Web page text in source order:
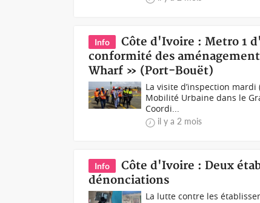
Info
Côte d'Ivoire : Metro 1
conformité des
Wharf » (Port-Bouët)
La visite d’inspection
Mobilité Urbaine dans le
Coordi...
il y a 2 mois
Info
Côte d'Ivoire : Deux
dénonciations
La lutte contre les